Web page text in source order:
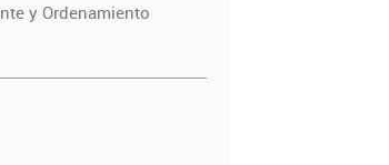
y Ordenamiento